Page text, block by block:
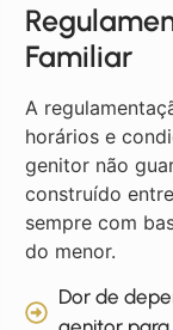
Familiar
A
horários e
genitor não
construído
sempre com
do menor.
Dor de